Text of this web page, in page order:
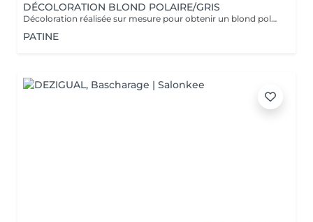
DÉCOLORATION BLOND POLAIRE/GRIS
Décoloration réalisée sur mesure pour obtenir un blond polaire ,gris ou toute autre nuance claire . la prestation est adaptée à l'état et à la nature de vos cheveux afin de préserver leur qualité. Un devis personnalisé sera établi avant toute prestation , le tarif pouvant varier selon la longueur des cheveux ,l'épaisseur et le travail a réaliser .
PATINE